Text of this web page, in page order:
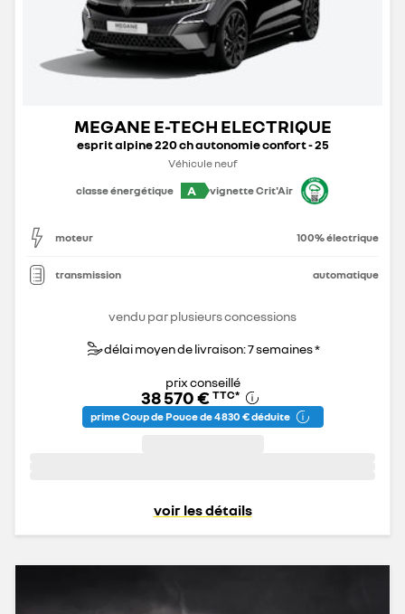
MEGANE E-TECH ELECTRIQUE
esprit alpine 220 ch autonomie confort - 25
Véhicule neuf
classe énergétique
A vignette Crit'Air
moteur 100% électrique
transmission automatique
vendu par plusieurs concessions
délai moyen de livraison: 7 semaines *
prix conseillé
38 570 € TTC*
prime Coup de Pouce de 4 830 € déduite
voir les détails